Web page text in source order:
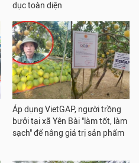
dục toàn diện
Áp dụng VietGAP, người trồng
bưởi tại xã Yên Bài "làm tốt, làm
sạch" để nâng giá trị sản phẩm